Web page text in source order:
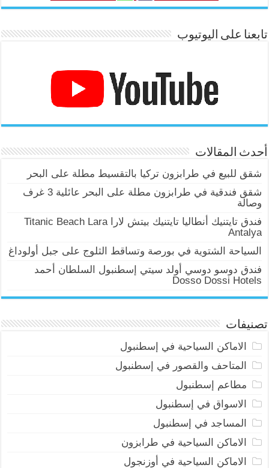
تابعنا على اليوتيوب
أحدث المقالات
شقق للبيع في طرابزون تركيا بالتقسيط مطلة على البحر
شقق فندقية في طرابزون مطلة على البحر عائلية 3 غرف
وصالة
فندق تايتنيك أنطاليا تايتنيك بيتش لارا Titanic Beach Lara
Antalya
السياحة الشتوية في بورصة وتساقط الثلوج على جبل أولوداغ
فندق دوسو دوسي أولد سيتي إسطنبول السلطان أحمد
Dosso Dossi Hotels
تصنيفات
الاماكن السياحية في إسطنبول
المتاحف والقصور في إسطنبول
مطاعم إسطنبول
الاسواق في إسطنبول
المساجد في إسطنبول
الاماكن السياحية في طرابزون
الاماكن السياحية في أوزنجول